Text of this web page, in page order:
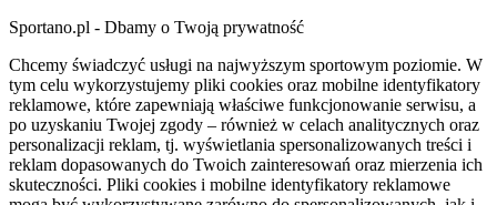
Sportano.pl - Dbamy o Twoją prywatność
Chcemy świadczyć usługi na najwyższym sportowym poziomie. W
tym celu wykorzystujemy pliki cookies oraz mobilne identyfikatory
reklamowe, które zapewniają właściwe funkcjonowanie serwisu, a
po uzyskaniu Twojej zgody – również w celach analitycznych oraz
personalizacji reklam, tj. wyświetlania spersonalizowanych treści i
reklam dopasowanych do Twoich zainteresowań oraz mierzenia ich
skuteczności. Pliki cookies i mobilne identyfikatory reklamowe